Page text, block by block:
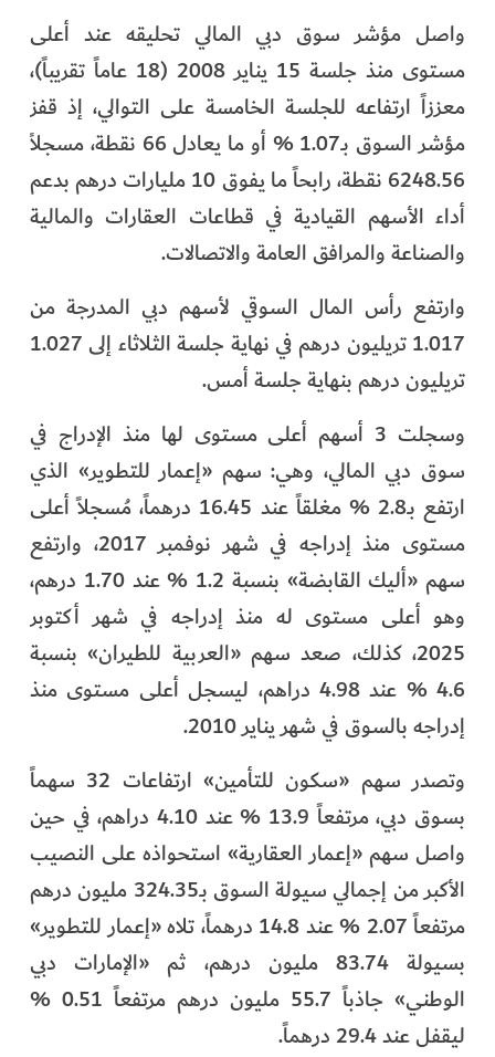
تكنولوجيا
من العالم
الأكثر قراءة
واصل مؤشر سوق دبي المالي تحليقه عند أعلى
مستوى منذ جلسة 15 يناير 2008 (18 عاماً تقريباً)،
معززاً ارتفاعه للجلسة الخامسة على التوالي، إذ قفز
مؤشر السوق بـ1.07 % أو ما يعادل 66 نقطة، مسجلاً
6248.56 نقطة، رابحاً ما يفوق 10 مليارات درهم بدعم
أداء الأسهم القيادية في قطاعات العقارات والمالية
والصناعة والمرافق العامة والاتصالات.
وارتفع رأس المال السوقي لأسهم دبي المدرجة من
1.017 تريليون درهم في نهاية جلسة الثلاثاء إلى 1.027
تريليون درهم بنهاية جلسة أمس.
وسجلت 3 أسهم أعلى مستوى لها منذ الإدراج في
سوق دبي المالي، وهي: سهم «إعمار للتطوير» الذي
ارتفع بـ2.8 % مغلقاً عند 16.45 درهماً، مُسجلاً أعلى
مستوى منذ إدراجه في شهر نوفمبر 2017، وارتفع
سهم «أليك القابضة» بنسبة 1.2 % عند 1.70 درهم،
وهو أعلى مستوى له منذ إدراجه في شهر أكتوبر
2025، كذلك، صعد سهم «العربية للطيران» بنسبة
4.6 % عند 4.98 دراهم، ليسجل أعلى مستوى منذ
إدراجه بالسوق في شهر يناير 2010.
وتصدر سهم «سكون للتأمين» ارتفاعات 32 سهماً
بسوق دبي، مرتفعاً 13.9 % عند 4.10 دراهم، في حين
واصل سهم «إعمار العقارية» استحواذه على النصيب
الأكبر من إجمالي سيولة السوق بـ324.35 مليون درهم
مرتفعاً 2.07 % عند 14.8 درهماً، تلاه «إعمار للتطوير»
بسيولة 83.74 مليون درهم، ثم «الإمارات دبي
الوطني» جاذباً 55.7 مليون درهم مرتفعاً 0.51 %
ليقفل عند 29.4 درهماً.